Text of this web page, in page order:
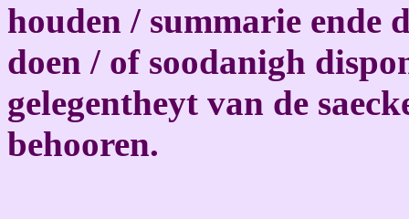
houden / summarie ende
doen / of soodanigh
gelegentheyt van de
behooren.